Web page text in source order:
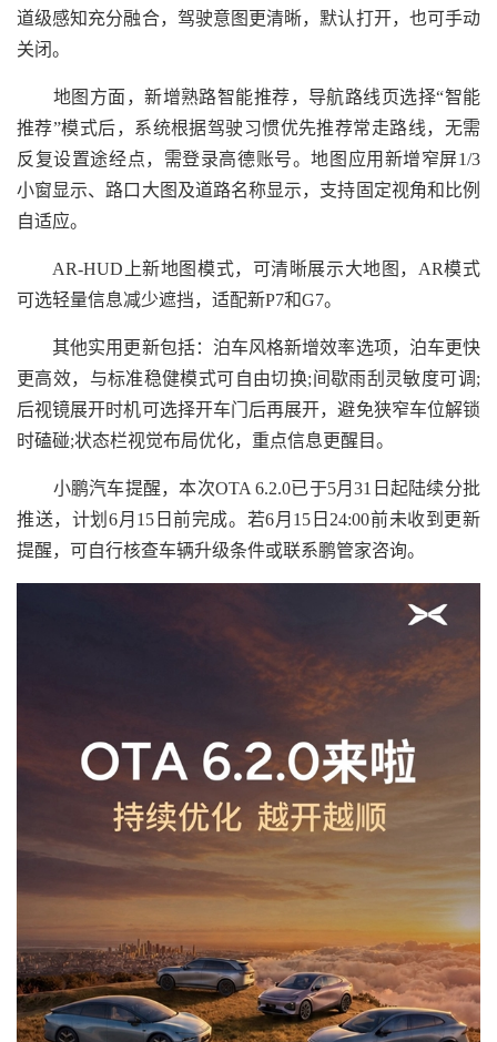
道级感知充分融合，驾驶意图更清晰，默认打开，也可手动
关闭。
地图方面，新增熟路智能推荐，导航路线页选择“智能
推荐”模式后，系统根据驾驶习惯优先推荐常走路线，无需
反复设置途经点，需登录高德账号。地图应用新增窄屏1/3
小窗显示、路口大图及道路名称显示，支持固定视角和比例
自适应。
AR-HUD上新地图模式，可清晰展示大地图，AR模式
可选轻量信息减少遮挡，适配新P7和G7。
其他实用更新包括：泊车风格新增效率选项，泊车更快
更高效，与标准稳健模式可自由切换;间歇雨刮灵敏度可调;
后视镜展开时机可选择开车门后再展开，避免狭窄车位解锁
时磕碰;状态栏视觉布局优化，重点信息更醒目。
小鹏汽车提醒，本次OTA 6.2.0已于5月31日起陆续分批
推送，计划6月15日前完成。若6月15日24:00前未收到更新
提醒，可自行核查车辆升级条件或联系鹏管家咨询。